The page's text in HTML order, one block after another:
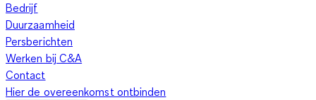
Bedrijf
Duurzaamheid
Persberichten
Werken bij C&A
Contact
Hier de overeenkomst ontbinden